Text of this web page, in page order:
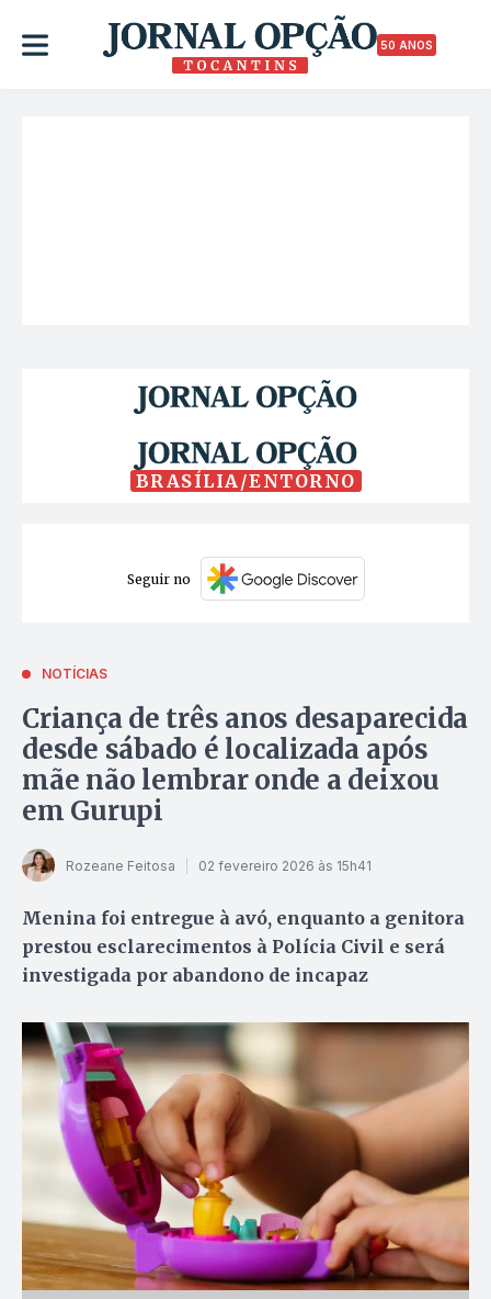
50 ANOS
BRASÍLIA/ENTORNO
Seguir no
NOTÍCIAS
Criança de três anos desaparecida
desde sábado é localizada após
mãe não lembrar onde a deixou
em Gurupi
Rozeane Feitosa 02 fevereiro 2026 às 15h41
Menina foi entregue à avó, enquanto a genitora
prestou esclarecimentos à Polícia Civil e será
investigada por abandono de incapaz